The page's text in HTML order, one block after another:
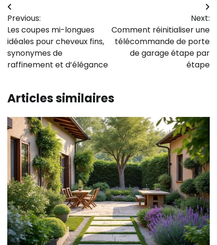
Navigation
de
l’article
Previous:
Les coupes mi-longues
idéales pour cheveux fins,
synonymes de
raffinement et d’élégance
Next:
Comment réinitialiser une
télécommande de porte
de garage étape par
étape
Articles similaires